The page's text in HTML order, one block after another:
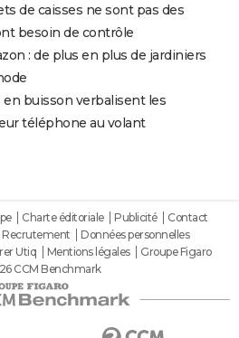
de caisses ne sont pas des
besoin de contrôle
: de plus en plus de jardiniers
en buisson verbalisent les
téléphone au volant
Charte éditoriale Publicité
Contact
Recrutement
Données personnelles
Utiq Mentions légales
Groupe Figaro
CCM Benchmark